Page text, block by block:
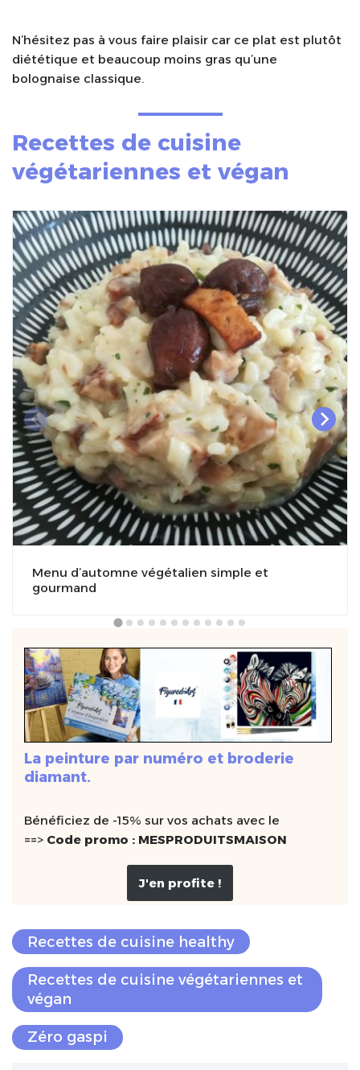
N’hésitez pas à vous faire plaisir car ce plat est plutôt
diététique et beaucoup moins gras qu’une
bolognaise classique.
Recettes de cuisine
végétariennes et végan
Menu d’automne végétalien simple et
gourmand
La peinture par numéro et broderie
diamant.
Bénéficiez de -15% sur vos achats avec le
==> Code promo : MESPRODUITSMAISON
J'en profite !
Recettes de cuisine healthy
Recettes de cuisine végétariennes et
végan
Zéro gaspi